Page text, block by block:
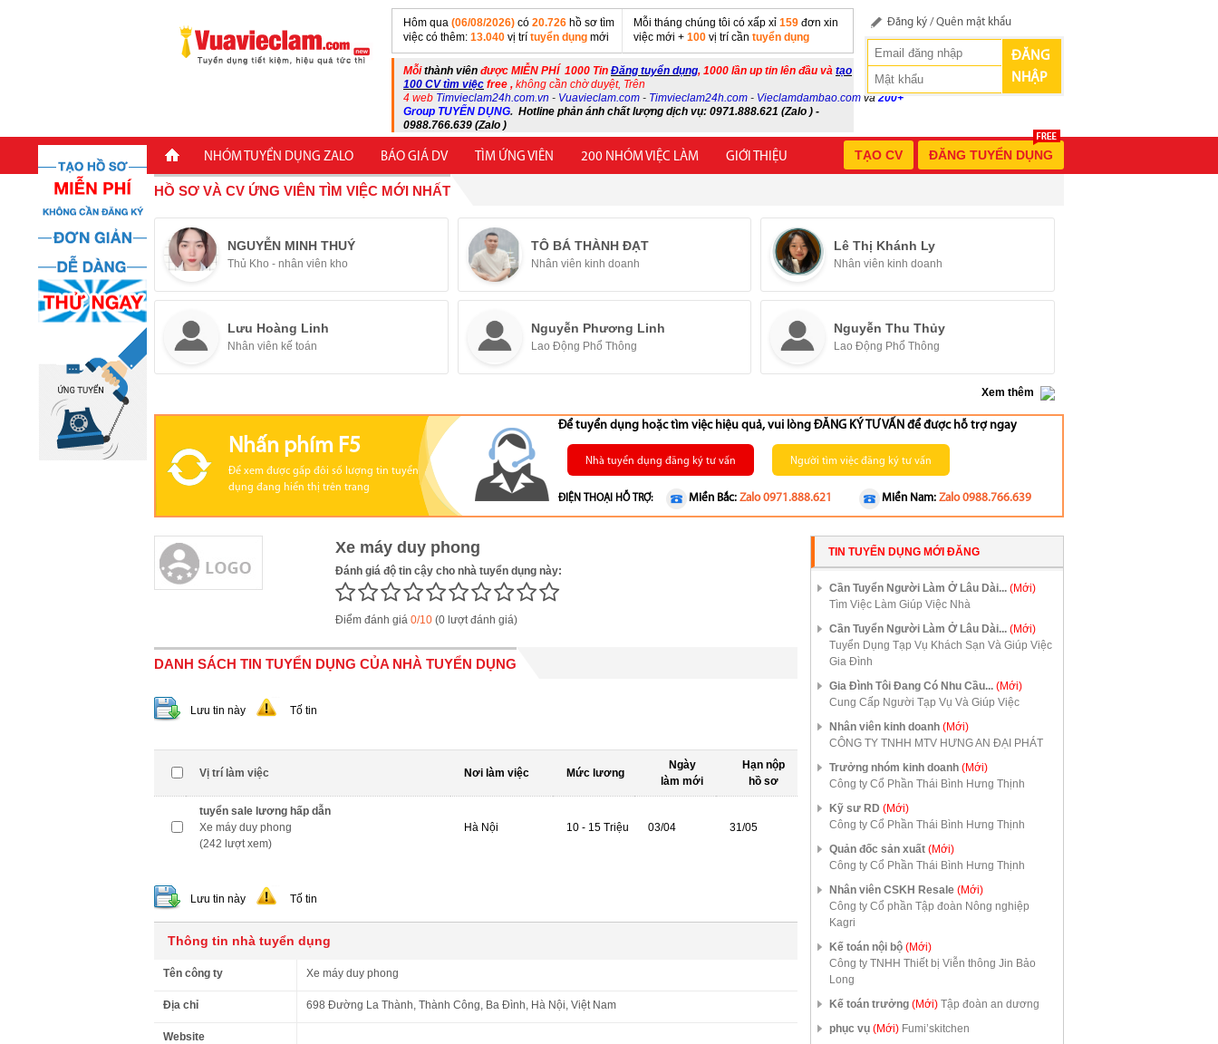
Hôm qua (06/08/2026) có 20.726 hồ sơ tìm
việc có thêm: 13.040 vị trí tuyển dụng mới
Mỗi tháng chúng tôi có xấp xỉ 159 đơn xin
việc mới + 100 vị trí cần tuyển dụng
Mỗithành viên được MIỄN PHÍ 1000 Tin Đăng tuyển dụng, 1000 lần up tin lên đầu và tạo
100 CV tìm việc free , không cần chờ duyệt, Trên
4 web Timvieclam24h.com.vn - Vuavieclam.com - Timvieclam24h.com - Vieclamdambao.com và 200+
Group TUYỂN DỤNG. Hotline phản ánh chất lượng dịch vụ: 0971.888.621 (Zalo ) -
0988.766.639 (Zalo )
Đăng ký /Quên mật khẩu
ĐĂNG
NHẬP
NHÓM TUYỂN DỤNG ZALO BÁO GIÁ DV TÌM ỨNG VIÊN 200 NHÓM VIỆC LÀM GIỚI THIỆU ĐĂNG TUYỂN DỤNG
TẠO CV
HỒ SƠ VÀ CV ỨNG VIÊN TÌM VIỆC MỚI NHẤT
NGUYỄN MINH THUÝ
Thủ Kho - nhân viên kho
TÔ BÁ THÀNH ĐẠT
Nhân viên kinh doanh
Lê Thị Khánh Ly
Nhân viên kinh doanh
Lưu Hoàng Linh
Nhân viên kế toán
Nguyễn Phương Linh
Lao Động Phổ Thông
Nguyễn Thu Thủy
Lao Động Phổ Thông
Xem thêm
Nhấn phím F5
Để xem được gấp đôi số lượng tin tuyển
dụng đang hiển thị trên trang
Để tuyển dụng hoặc tìm việc hiệu quả, vui lòng ĐĂNG KÝ TƯ VẤN để được hỗ trợ ngay
Nhà tuyển dụng đăng ký tư vấn Người tìm việc đăng ký tư vấn
ĐIỆN THOẠI HỖ TRỢ: Miền Nam: Zalo 0988.766.639
Miền Bắc: Zalo 0971.888.621
Xe máy duy phong
Đánh giá độ tin cậy cho nhà tuyển dụng này:
Điểm đánh giá 0/10 (0 lượt đánh giá)
DANH SÁCH TIN TUYỂN DỤNG CỦA NHÀ TUYỂN DỤNG
Lưu tin này Tố tin
Vị trí làm việc Nơi làm việc Mức lương
Ngày
làm mới
Hạn nộp
hồ sơ
tuyển sale lương hấp dẫn
Xe máy duy phong
(242 lượt xem)
Hà Nội 10 - 15 Triệu 03/04 31/05
Lưu tin này Tố tin
Thông tin nhà tuyển dụng
Tên công ty Xe máy duy phong
Địa chỉ 698 Đường La Thành, Thành Công, Ba Đình, Hà Nội, Việt Nam
Website
TIN TUYỂN DỤNG MỚI ĐĂNG
Cần Tuyển Người Làm Ở Lâu Dài... (Mới)
Tìm Việc Làm Giúp Việc Nhà
Cần Tuyển Người Làm Ở Lâu Dài... (Mới)
Tuyển Dụng Tạp Vụ Khách Sạn Và Giúp Việc
Gia Đình
Gia Đình Tôi Đang Có Nhu Cầu... (Mới)
Cung Cấp Người Tạp Vụ Và Giúp Việc
Nhân viên kinh doanh (Mới)
CÔNG TY TNHH MTV HƯNG AN ĐẠI PHÁT
Trưởng nhóm kinh doanh (Mới)
Công ty Cổ Phần Thái Bình Hưng Thịnh
Kỹ sư RD (Mới)
Công ty Cổ Phần Thái Bình Hưng Thịnh
Quản đốc sản xuất (Mới)
Công ty Cổ Phần Thái Bình Hưng Thịnh
Nhân viên CSKH Resale (Mới)
Công ty Cổ phần Tập đoàn Nông nghiệp
Kagri
Kế toán nội bộ (Mới)
Công ty TNHH Thiết bị Viễn thông Jin Bảo
Long
Kế toán trưởng (Mới) Tập đoàn an dương
phục vụ (Mới) Fumi’skitchen